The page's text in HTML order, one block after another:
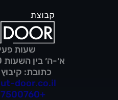
שעות
א׳-ה׳ בין השעות 8:00-17:00
כתובת:
door.co.il
+972547500760